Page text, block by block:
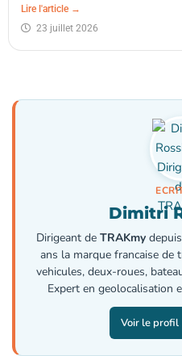
Lire l'article →
23 juillet 2026
Dimitri
Dirigeant de TRAKmy
ans la marque francaise de
vehicules, deux-roues,
Expert en geolocalisation
Voir le profil